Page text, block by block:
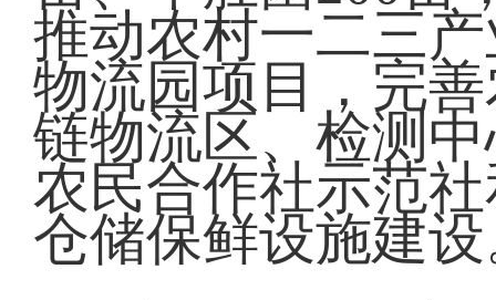
推动农村一二三
物流园项目，完
链物流区、检测
农民合作社示范
仓储保鲜设施建